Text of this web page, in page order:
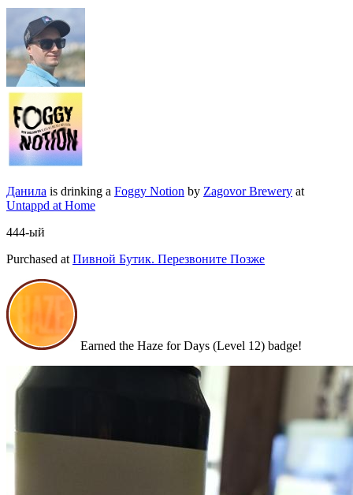
Данила is drinking a Foggy Notion by Zagovor Brewery at
Untappd at Home
444-ый
Purchased at Пивной Бутик. Перезвоните Позже
Earned the Haze for Days (Level 12) badge!